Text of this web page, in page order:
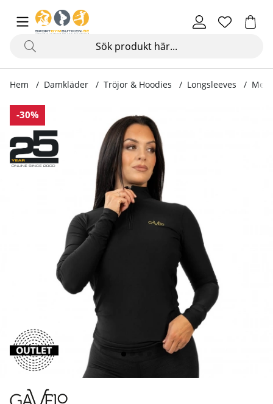
Hem Damkläder Tröjor & Hoodies Longsleeves
-30%
Produktbilder Mesh Longsleeve, black